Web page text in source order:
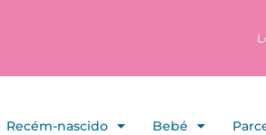
Recém-nascido Bebé